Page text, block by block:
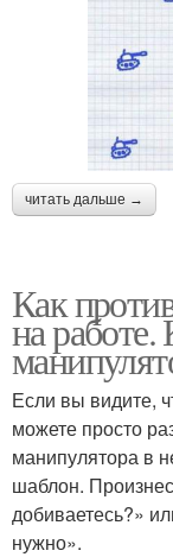
читать дальше →
Как
на работе.
Если вы видите,
можете просто
манипулятора в
шаблон.
добиваетесь?»
нужно».